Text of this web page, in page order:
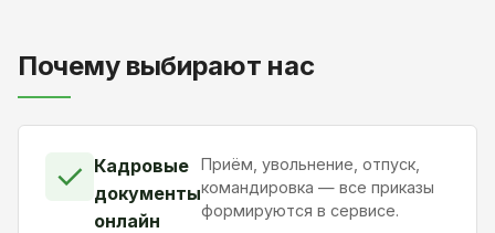
Почему выбирают нас
✓ Кадровые
документы
онлайн
Приём, увольнение, отпуск,
командировка — все приказы
формируются в сервисе.